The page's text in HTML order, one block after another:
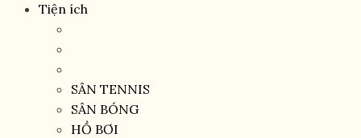
Tiện ích
SÂN TENNIS
SÂN BÓNG
HỒ BƠI